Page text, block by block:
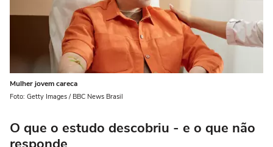
Mulher jovem careca
Foto: Getty Images / BBC News Brasil
O que o estudo descobriu - e o que não